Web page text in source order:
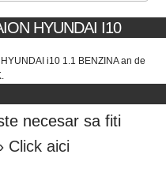
HYUNDAI I10
i10 1.1 BENZINA an de
necesar sa fiti
Click aici